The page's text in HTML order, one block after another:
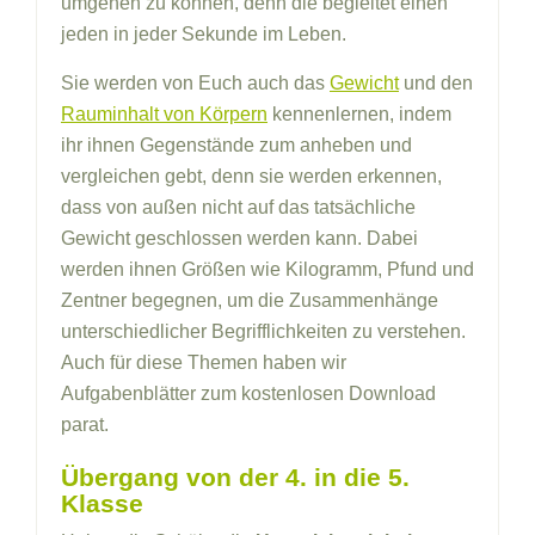
jeden in jeder Sekunde im Leben.
Sie werden von Euch auch das Gewichtund den
Rauminhalt von Körpern kennenlernen, indem
ihr ihnen Gegenstände zum anheben und
vergleichen gebt, denn sie werden erkennen,
dass von außen nicht auf das tatsächliche
Gewicht geschlossen werden kann. Dabei
werden ihnen Größen wie Kilogramm, Pfund und
Zentner begegnen, um die Zusammenhänge
unterschiedlicher Begrifflichkeiten zu verstehen.
Auch für diese Themen haben wir
Aufgabenblätter zum kostenlosen Download
parat.
Übergang von der 4. in die 5.
Klasse